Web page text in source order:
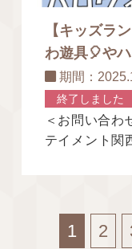
【キッズラ
わ遊具🎈や
期間：
終了しました
＜お問い合わ
テイメント関
1 2